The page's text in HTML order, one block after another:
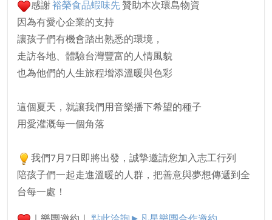
感謝裕榮食品蝦味先贊助本次環島物資
因為有愛心企業的支持
讓孩子們有機會踏出熟悉的環境，
走訪各地、體驗台灣豐富的人情風貌
也為他們的人生旅程增添溫暖與色彩
這個夏天，就讓我們用音樂播下希望的種子
用愛灌溉每一個角落
我們7月7日即將出發，誠摯邀請您加入志工行列
陪孩子們一起走進溫暖的人群，把善意與夢想傳遞到全
台每一處！